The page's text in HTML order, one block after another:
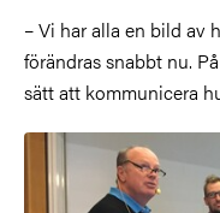
– Vi har alla en bild av
förändras snabbt nu.
sätt att kommunicera